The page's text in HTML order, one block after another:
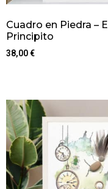
Cuadro en Piedra – El
Principito
38,00€